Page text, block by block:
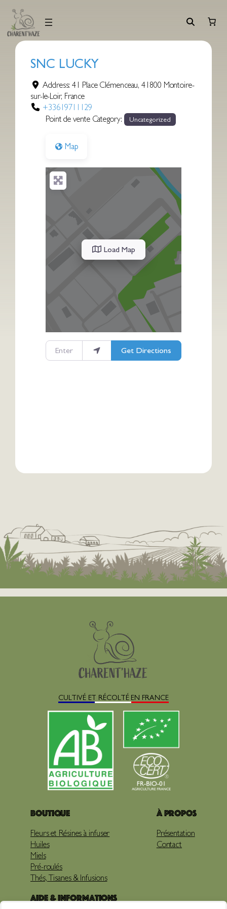
contenu
SNC LUCKY
Address:41 Place Clémenceau,41800 Montoire-
sur-le-Loir, France
+33619711129
Point de vente Category:
Uncategorized
Map
Load Map
Enter your location
Get Directions
CULTIVÉ ET RÉCOLTÉ EN FRANCE
Boutique
Fleurs et Résines à infuser
Huiles
Miels
Pré-roulés
Thés, Tisanes & Infusions
À propos
Présentation
Contact
Aide & Informations